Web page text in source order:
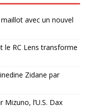
avec un nouvel
le RC Lens transforme
Zidane par
l’U.S. Dax